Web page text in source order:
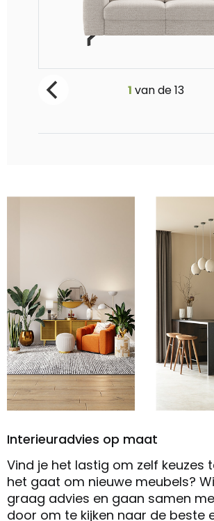
Pertina, 2.5-zits arm links
Vanaf €1299
- 0
1 van de13
Interieuradvies op maat
Vind je het lastig om zelf keuzes
het gaat om nieuwe meubels?
graag advies en gaan samen
door om te kijken naar de beste